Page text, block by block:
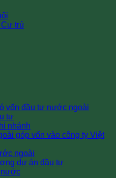
trú
vốn đầu tư nước ngoài
tư
nhánh
góp vốn vào công ty Việt
ngoài
dự án đầu tư
nước